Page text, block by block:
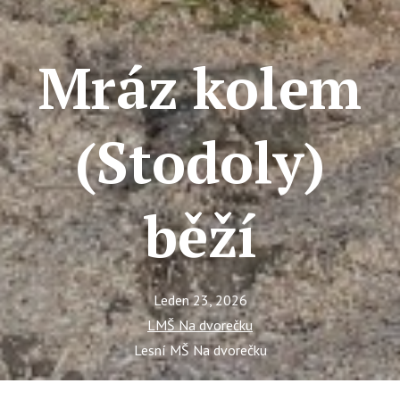
Blog
Mráz kolem
(Stodoly)
běží
Leden 23, 2026
LMŠ Na dvorečku
Lesní MŠ Na dvorečku